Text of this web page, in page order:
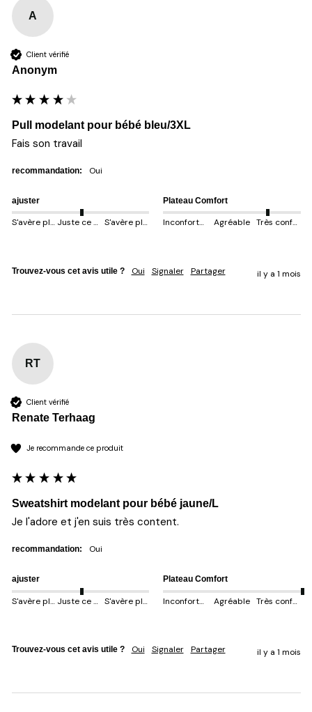
A
Client vérifié
Anonym
Pull modelant pour bébé bleu/3XL
Fais son travail
recommandation: oui
ajuster
S'avère plus petit Juste ce qu'il faut S'avère plus gros
Plateau Comfort
Inconfortable Agréable Très confortable
Trouvez-vous cet avis utile ? Oui Signaler Partager il y a 1 mois
RT
Client vérifié
Renate Terhaag
Je recommande ce produit
Sweatshirt modelant pour bébé jaune/L
Je l'adore et j'en suis très content.
recommandation: oui
ajuster
S'avère plus petit Juste ce qu'il faut S'avère plus gros
Plateau Comfort
Inconfortable Agréable Très confortable
Trouvez-vous cet avis utile ? Oui Signaler Partager il y a 1 mois